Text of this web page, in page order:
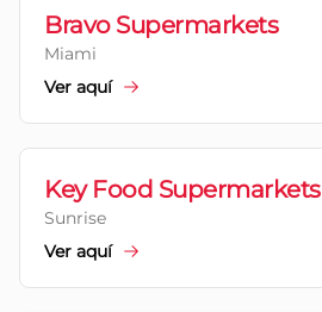
Bravo Supermarkets
Miami
Ver aquí
Key Food Supermarkets
Sunrise
Ver aquí